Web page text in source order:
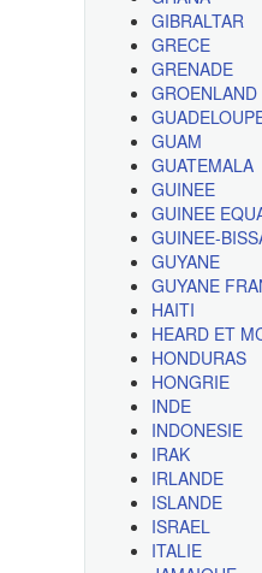
GIBRALTAR
GRECE
GRENADE
GROENLAND
GUAM
GUATEMALA
GUINEE
GUINEE
GUINEE-
GUYANE
GUYANE
HAITI
HEARD ET
HONDURAS
HONGRIE
INDE
INDONESIE
IRAK
IRLANDE
ISLANDE
ISRAEL
ITALIE